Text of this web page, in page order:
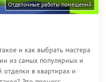
Отделочные работы помещений
и как выбрать мастера
из самых популярных и
в квартирах и